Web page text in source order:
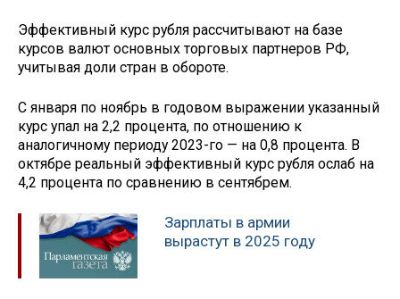
Эффективный курс рубля рассчитывают на базе
курсов валют основных торговых партнеров РФ,
учитывая доли стран в обороте.
С января по ноябрь в годовом выражении указанный
курс упал на 2,2 процента, по отношению к
аналогичному периоду 2023-го — на 0,8 процента. В
октябре реальный эффективный курс рубля ослаб на
4,2 процента по сравнению в сентябрем.
Зарплаты в армии
вырастут в 2025 году